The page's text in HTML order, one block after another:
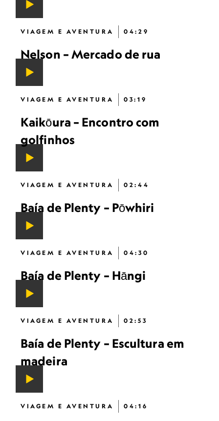
VIAGEM E AVENTURA 04:29
Nelson – Mercado de rua
VIAGEM E AVENTURA 03:19
Kaikōura – Encontro com
golfinhos
VIAGEM E AVENTURA 02:44
Baía de Plenty – Pōwhiri
VIAGEM E AVENTURA 04:30
Baía de Plenty – Hāngi
VIAGEM E AVENTURA 02:53
Baía de Plenty – Escultura em
madeira
VIAGEM E AVENTURA 04:16